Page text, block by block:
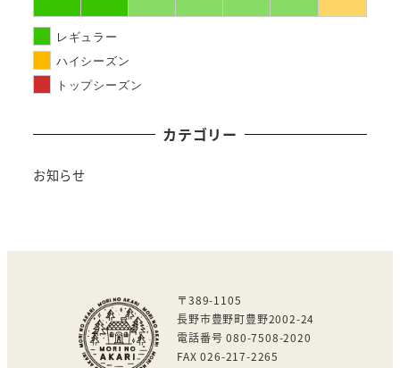
レギュラー
ハイシーズン
トップシーズン
カテゴリー
お知らせ
〒389-1105
長野市豊野町豊野2002-24
電話番号 080-7508-2020
FAX 026-217-2265